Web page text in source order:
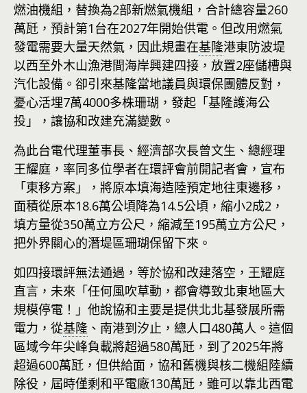
燃油機組，替換為2部新燃氣機組，合計總容量260
萬瓩，預計第1台在2027年開始供電。但改用燃氣
發電需要大量天然氣，因此規畫在基隆港東防波堤
以西至外木山漁港間海岸興建四接，放置2座儲槽與
汽化設備。卻引來基隆當地議員與環保團體反對，
憂心活埋7萬4000多株珊瑚，發起「基隆護海公
投」，讓協和改建充滿變數。
為此台電代理董事長、經濟部次長曾文生、總經理
王耀庭，率同多位學者在環評會前開記者會，宣布
「東移方案」，將原本填海造陸預定地往東邊移，
面積從原本18.6萬公頃降為14.5公頃，縮小2成2，
填方量從350萬立方公尺，縮減至195萬立方公尺，
把外界關心的潛堤區珊瑚保留下來。
如四接環評無法通過，等於協和改建落空，王耀庭
直言，未來「任何風吹草動，都會導致北東地區大
規模停電！」他說協和主要是提供北北基發展所需
電力，從基隆 、南港到汐止，總人口480萬人。這個
區域今年尖峰負載將超過580萬瓩，到了2025年將
超過600萬瓩，但供給面，協和舊機與核二機組陸續
除役，屆時僅剩和平電廠130萬瓩，雖可以靠北西電